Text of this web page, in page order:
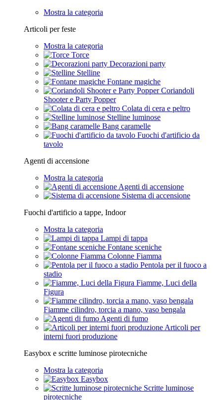
Mostra la categoria
Articoli per feste
Mostra la categoria
Torce
Decorazioni party
Stelline
Fontane magiche
Coriandoli
Shooter e Party Popper
Colata di cera e peltro
Stelline luminose
Bang caramelle
Fuochi d'artificio da
tavolo
Agenti di accensione
Mostra la categoria
Agenti di accensione
Sistema di accensione
Fuochi d'artificio a tappe, Indoor
Mostra la categoria
Lampi di tappa
Fontane sceniche
Colonne Fiamma
Pentola per il fuoco a
stadio
Fiamme, Luci della
Figura
Fiamme cilindro, torcia a mano, vaso bengala
Agenti di fumo
Articoli per
interni fuori produzione
Easybox e scritte luminose pirotecniche
Mostra la categoria
Easybox
Scritte luminose
pirotecniche